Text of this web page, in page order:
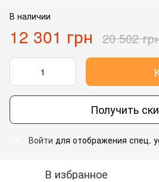
В наличии
12 301 грн 20 502
Получить
Войти для отображения спец.
В избранное